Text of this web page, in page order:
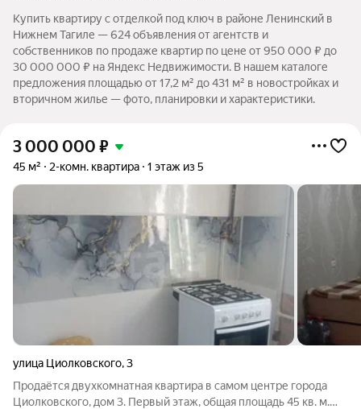
Купить квартиру с отделкой под ключ в районе Ленинский в
Нижнем Тагиле — 624 объявления от агентств и
собственников по продаже квартир по цене от 950 000 ₽ до
30 000 000 ₽ на Яндекс Недвижимости. В нашем каталоге
предложения площадью от 17,2 м² до 431 м² в новостройках и
вторичном жилье — фото, планировки и характеристики.
3 000 000 ₽
45 м² 2-комн. квартира 1 этаж из 5
улица Циолковского,3
Продаётся двухкомнатная квартира в самом центре города
Циолковского, дом 3. Первый этаж, общая площадь 45 кв. м.